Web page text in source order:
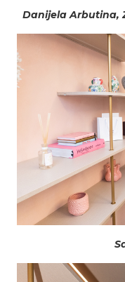
Danijela Arbutina,